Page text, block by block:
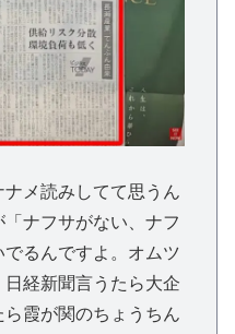
メ読みしてて思うん
ナフサがない、ナフ
るんですよ。オムツ
経新聞言うたら大企
霞が関のちょうちん